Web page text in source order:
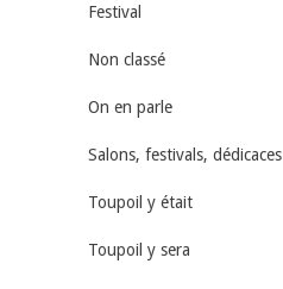
Festival
Non classé
On en parle
Salons, festivals, dédicaces
Toupoil y était
Toupoil y sera